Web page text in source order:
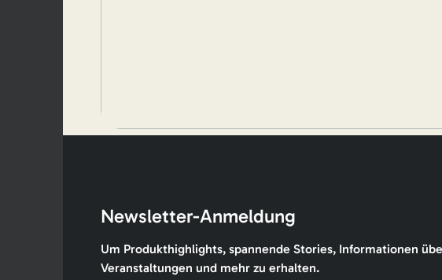
Newsletter-Anmeldung
Um Produkthighlights, spannende Stories, Informationen
Veranstaltungen und mehr zu erhalten.